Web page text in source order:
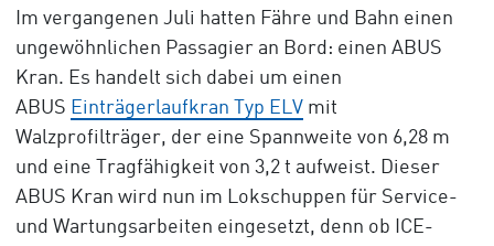
Im vergangenen Juli hatten Fähre und Bahn einen
ungewöhnlichen Passagier an Bord: einen ABUS
Kran. Es handelt sich dabei um einen
ABUS Einträgerlaufkran Typ ELVmit
Walzprofilträger, der eine Spannweite von 6,28 m
und eine Tragfähigkeit von 3,2 t aufweist. Dieser
ABUS Kran wird nun im Lokschuppen für Service-
und Wartungsarbeiten eingesetzt, denn ob ICE-